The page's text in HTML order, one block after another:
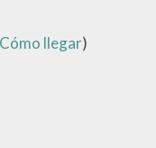
Cómo llegar)